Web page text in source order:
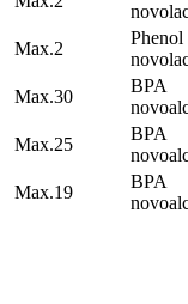
Max.2
Phenol
Max.30
BPA
Max.25
BPA
Max.19
BPA